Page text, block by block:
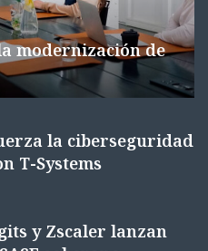
modernización de
la ciberseguridad
T-Systems
y Zscaler lanzan